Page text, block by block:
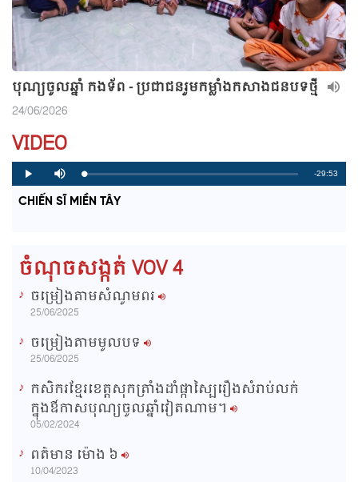
បុណ្យចូលឆ្នាំ កងទ័ព - ប្រជាជនរួមកម្លាំងកសាងជនបទថ្មី
24/06/2026
VIDEO
P
l
y
M
u
e
L
o
a
d
P
r
o
g
R
-29:53
CHIẾN SĨ MIỀN TÂY
ចំណុចសង្កត់ VOV 4
ចម្រៀងតាមសំណូមពរ
25/06/2025
ចម្រៀងតាមមូលបទ
25/06/2025
កសិករខ្មែរខេត្តសុកត្រាំងដាំផ្កាស្បៃរឿងសំរាប់លក់
ក្នុងឳកាសបុណ្យចូលឆ្នាំវៀតណាម។
05/02/2024
ពត៌មាន ម៉ោង​ ៦
10/04/2023